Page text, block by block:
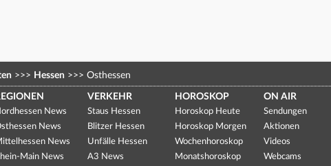
>>> Hessen >>> Osthessen
News
News
News
Main News
VERKEHR
Staus Hessen
Blitzer Hessen
Unfälle Hessen
A3 News
HOROSKOP
Horoskop Heute
Horoskop Morgen
Wochenhoroskop
Monatshoroskop
ON AIR
Sendungen
Aktionen
Videos
Webcams